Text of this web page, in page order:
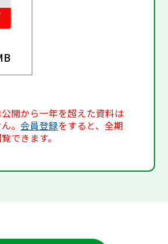
開から一年を超えた資料は
。会員登録をすると、全期
できます。